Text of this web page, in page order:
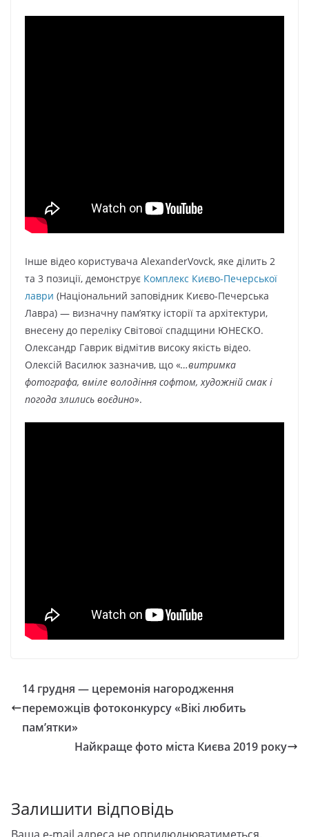
Інше відео користувача AlexanderVovck, яке ділить 2
та 3 позиції, демонструє Комплекс Києво-Печерської
лаври (Національний заповідник Києво-Печерська
Лавра) — визначну пам’ятку історії та архітектури,
внесену до переліку Світової спадщини ЮНЕСКО.
Олександр Гаврик відмітив високу якість відео.
Олексій Василюк зазначив, що «…витримка
фотографа, вміле володіння софтом, художній смак і
погода злились воєдино».
14 грудня — церемонія нагородження
переможців фотоконкурсу «Вікі любить
пам’ятки»
Найкраще фото міста Києва 2019 року
Залишити відповідь